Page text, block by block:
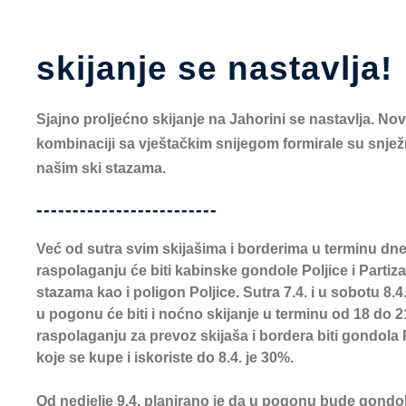
skijanje se nastavlja!
Sjajno proljećno skijanje na Jahorini se nastavlja.
kombinaciji sa vještačkim snijegom formirale su
našim ski stazama.
-------------------------
Već od sutra svim skijašima i borderima u terminu
raspolaganju će biti kabinske gondole Poljice i
stazama kao i poligon Poljice. Sutra 7.4. i u sobotu
u pogonu će biti i noćno skijanje u terminu od 18 do
raspolaganju za prevoz skijaša i bordera biti gondola
koje se kupe i iskoriste do 8.4. je 30%.
Od nedjelje 9.4. planirano je da u pogonu bude